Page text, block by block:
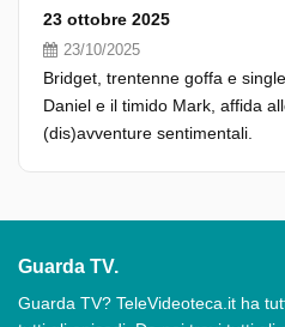
23 ottobre 2025
23/10/2025
Bridget, trentenne goffa e
Daniel e il timido Mark, affida
(dis)avventure sentimentali.
Guarda TV.
Guarda TV? TeleVideoteca.it ha